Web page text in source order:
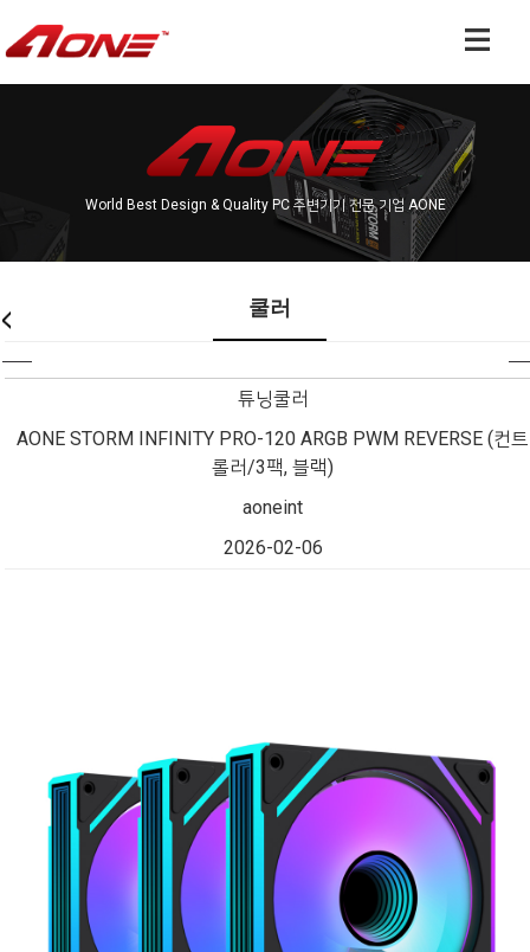
World Best Design & Quality PC 주변기기 전문 기업 AONE
쿨러
튜닝쿨러
AONE STORM INFINITY PRO-120 ARGB PWM REVERSE (컨트
롤러/3팩, 블랙)
aoneint
2026-02-06